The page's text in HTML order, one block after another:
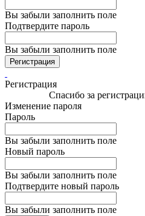
Вы забыли заполнить поле
Подтвердите пароль
Вы забыли заполнить поле
Регистрация
Регистрация
Спасибо за
Изменение пароля
Пароль
Вы забыли заполнить поле
Новый пароль
Вы забыли заполнить поле
Подтвердите новый пароль
Вы забыли заполнить поле